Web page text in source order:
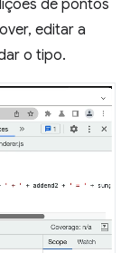
de pontos
editar a
o tipo.